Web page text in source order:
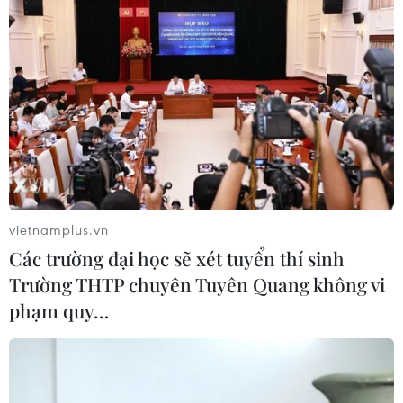
năm 2025
04/08/2026 13:20
Xem thêm
CƠ QUAN CHỦ QUẢN: THÔNG TẤN XÃ VIỆT NAM
Tổng Biên tập: TRẦN TIẾN DUẨN
Phó Tổng Biên tập: NGUYỄN THỊ TÁM, KHÚC THANH
THỦY
Quy định sử dụng
vietnamplus.vn
Các trường đại học sẽ xét tuyển thí sinh
Trường THTP chuyên Tuyên Quang không vi
phạm quy…